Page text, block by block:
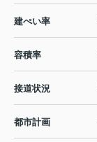
建ぺい率
容積率
接道状況
都市計画